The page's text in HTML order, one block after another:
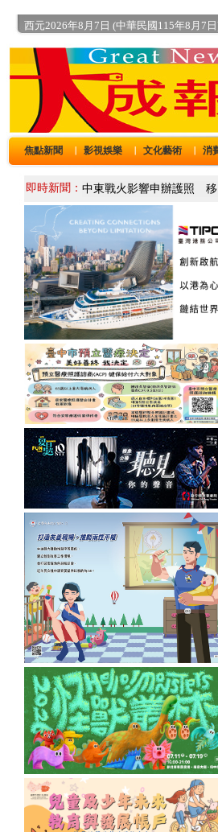
西元2026年8月7日 (中華民國115年8月7
焦點新聞 影視娛樂 文化藝術 消
即時新聞：